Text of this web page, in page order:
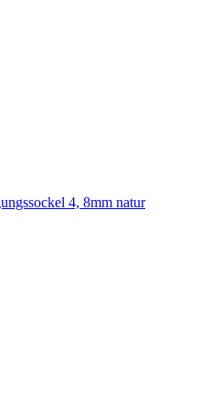
4, 8mm natur